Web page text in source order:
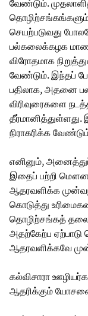
வேண்டும்.
செயற்படுவது
பல்கலைக்கழக
விரோதமாக
வேண்டும். இந்தப்
பதிலாக, அதனை
விரிவுரைகளை
நிராகரிக்க
எனினும்,
இதைப் பற்றி மௌனம்
ஆதரவளிக்க
கொடுத்து
தொழிற்சங்கத்
அதற்கேற்ப ஏற்பாடு
ஆதரவளிக்கவே
கல்விசாரா
ஆதரிக்கும்